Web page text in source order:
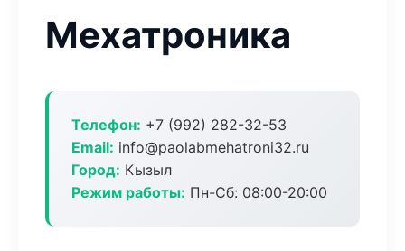
Мехатроника
Телефон: +7 (992) 282-32-53
Email: info@paolabmehatroni32.ru
Город: Кызыл
Режим работы: Пн-Сб: 08:00-20:00